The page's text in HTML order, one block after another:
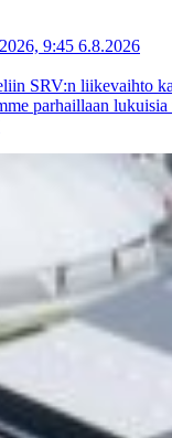
9:45 6.8.2026
SRV:n liikevaihto
parhaillaan lukuisia